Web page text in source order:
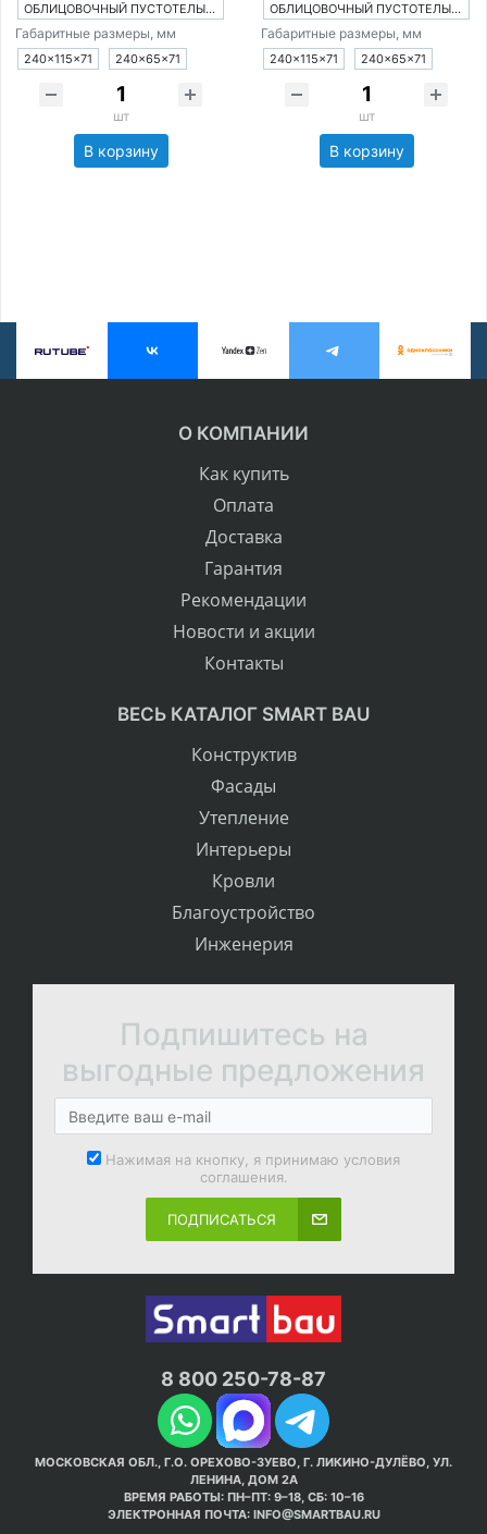
ОБЛИЦОВОЧНЫЙ ПУСТОТЕЛЫЙ КИРПИЧ
Габаритные размеры, мм
240×115×71 240×65×71
шт
В корзину
ОБЛИЦОВОЧНЫЙ ПУСТОТЕЛЫЙ КИРПИЧ
Габаритные размеры, мм
240×115×71 240×65×71
шт
В корзину
О КОМПАНИИ
Как купить
Оплата
Доставка
Гарантия
Рекомендации
Новости и акции
Контакты
ВЕСЬ КАТАЛОГ SMART BAU
Конструктив
Фасады
Утепление
Интерьеры
Кровли
Благоустройство
Инженерия
Подпишитесь на
выгодные предложения
Нажимая на кнопку, я принимаю условия
соглашения.
ПОДПИСАТЬСЯ
8 800 250-78-87
МОСКОВСКАЯ ОБЛ., Г.О. ОРЕХОВО-ЗУЕВО, Г. ЛИКИНО-ДУЛЁВО, УЛ.
ЛЕНИНА, ДОМ 2А
ВРЕМЯ РАБОТЫ: ПН–ПТ: 9–18, СБ: 10–16
ЭЛЕКТРОННАЯ ПОЧТА: INFO@SMARTBAU.RU